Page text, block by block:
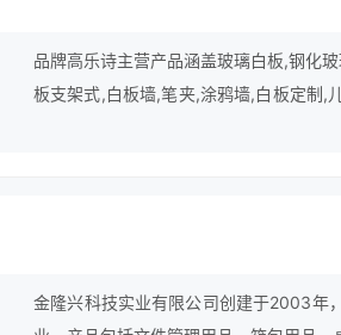
品牌高乐诗主营产品涵盖玻璃白板,钢化
板支架式,白板墙,笔夹,涂鸦墙,白板定制,
金隆兴科技实业有限公司创建于2003年